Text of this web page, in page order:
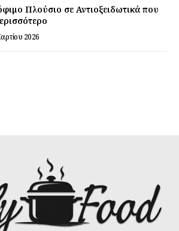
Πλούσιο σε Αντιοξειδωτικά που
2026